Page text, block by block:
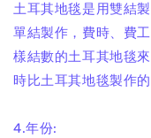
土耳其地毯是用雙結
單結製作，費時、費
樣結數的土耳其地毯
時比土耳其地毯製作
4.年份: